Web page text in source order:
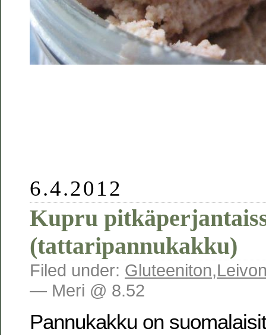
6.4.2012
Kupru
(tattaripannukakku)
Filed under: Gluteeniton,
— Meri @ 8.52
Pannukakku on